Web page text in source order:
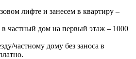
лифте и занесем в квартиру –
в частный дом на первый этаж – 1000
частному дому без заноса в